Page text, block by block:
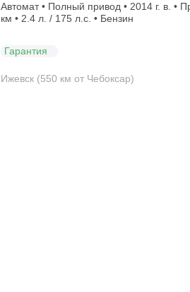
Автомат • Полный привод • 2014 г. в. •
км • 2.4 л. / 175 л.с. • Бензин
Гарантия
Ижевск (550 км от Чебоксар)